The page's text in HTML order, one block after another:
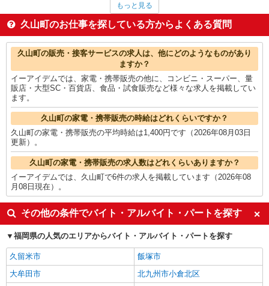
1,196円
保育士・保育補助1,181円
入出庫・商品管理・検品・検査 1,168円
清掃・ハウスクリーニング1,160円
久山町の他の職種の平均時給を見る
もっと見る
久山町のお仕事を探している方からよくある質問
久山町の販売・接客サービスの求人は、他にどのようなものがあり
ますか？
イーアイデムでは、家電・携帯販売の他に、コンビニ・スーパー、量
販店・大型SC・百貨店、食品・試食販売など様々な求人を掲載してい
ます。
久山町の家電・携帯販売の時給はどれくらいですか？
久山町の家電・携帯販売の平均時給は1,400円です（2026年08月03日
更新）。
久山町の家電・携帯販売の求人数はどれくらいありますか？
イーアイデムでは、久山町で6件の求人を掲載しています（2026年08
月08日現在）。
その他の条件でバイト・アルバイト・パートを探す
福岡県の人気のエリアからバイト・アルバイト・パートを探す
久留米市
飯塚市
大牟田市
北九州市小倉北区